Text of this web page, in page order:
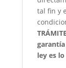
tal fin y
ley es